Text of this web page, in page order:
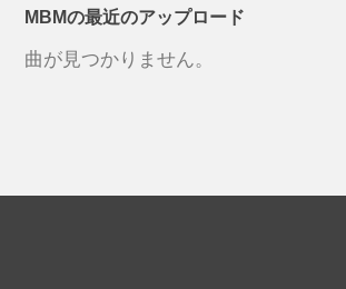
MBMの最近のアップロード
曲が見つかりません。